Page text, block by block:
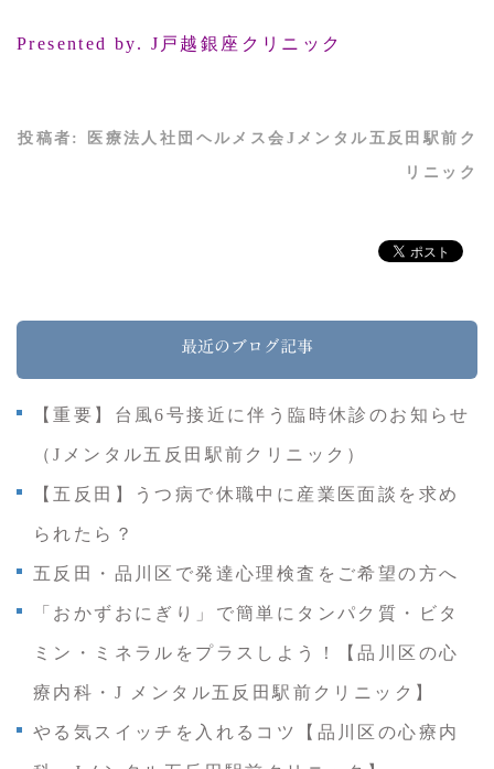
Presented by. J戸越銀座クリニック
投稿者: 医療法人社団ヘルメス会Jメンタル五反田駅前ク
リニック
最近のブログ記事
【重要】台風6号接近に伴う臨時休診のお知らせ
（Jメンタル五反田駅前クリニック）
【五反田】うつ病で休職中に産業医面談を求め
られたら？
五反田・品川区で発達心理検査をご希望の方へ
「おかずおにぎり」で簡単にタンパク質・ビタ
ミン・ミネラルをプラスしよう！【品川区の心
療内科・J メンタル五反田駅前クリニック】
やる気スイッチを入れるコツ【品川区の心療内